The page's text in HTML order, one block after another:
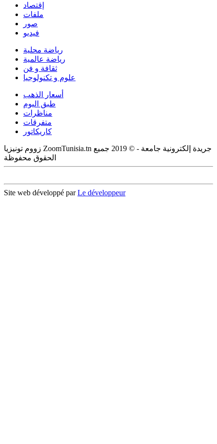
إقتصاد
ملفات
صور
فيديو
رياضة محلية
رياضة عالمية
ثقافة و فن
علوم و تكنولوجيا
أسعار الذهب
طبق اليوم
مناظرات
متفرقات
كاريكاتور
زووم تونيزيا ZoomTunisia.tn جريدة إلكترونية جامعة - © 2019 جميع
الحقوق محفوظة
Site web développé parLe développeur